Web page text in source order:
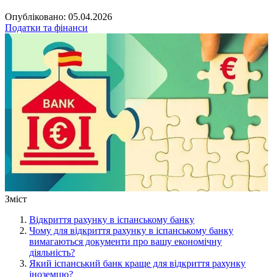
Опубліковано: 05.04.2026
Податки та фінанси
Зміст
Відкриття рахунку в іспанському банку
Чому для відкриття рахунку в іспанському банку
вимагаються документи про вашу економічну
діяльність?
Який іспанський банк краще для відкриття рахунку
іноземцю?